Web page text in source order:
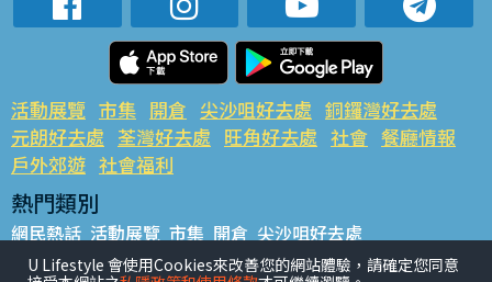
活動展覽 市集 開倉 尖沙咀好去處 銅鑼灣好去處
元朗好去處 荃灣好去處 旺角好去處 社會 餐廳情報
戶外郊遊 社會福利
熱門類別
網民熱話 活動展覽 市集 開倉 尖沙咀好去處
銅鑼灣好去處 元朗好去處 荃灣好去處 旺角好去處 社會
U Lifestyle 會使用Cookies來改善您的網站體驗，請確定您同意